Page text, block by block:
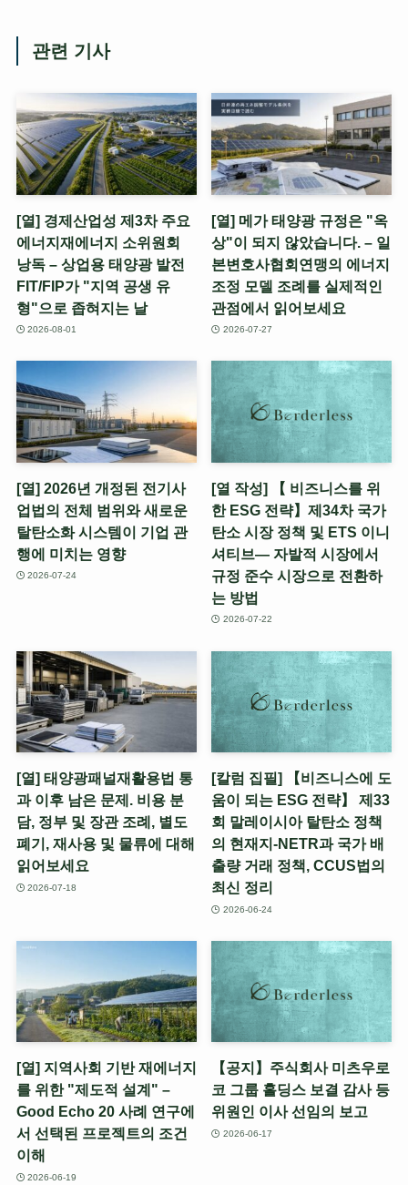
관련 기사
[열] 경제산업성 제3차 주요
에너지재에너지 소위원회
낭독 – 상업용 태양광 발전
FIT/FIP가 "지역 공생 유
형"으로 좁혀지는 날
2026-08-01
[열] 메가 태양광 규정은 "옥
상"이 되지 않았습니다. – 일
본변호사협회연맹의 에너지
조정 모델 조례를 실제적인
관점에서 읽어보세요
2026-07-27
[열] 2026년 개정된 전기사
업법의 전체 범위와 새로운
탈탄소화 시스템이 기업 관
행에 미치는 영향
2026-07-24
[열 작성] 【 비즈니스를 위
한 ESG 전략】제34차 국가
탄소 시장 정책 및 ETS 이니
셔티브— 자발적 시장에서
규정 준수 시장으로 전환하
는 방법
2026-07-22
[열] 태양광패널재활용법 통
과 이후 남은 문제. 비용 분
담, 정부 및 장관 조례, 별도
폐기, 재사용 및 물류에 대해
읽어보세요
2026-07-18
[칼럼 집필] 【비즈니스에 도
움이 되는 ESG 전략】 제33
회 말레이시아 탈탄소 정책
의 현재지-NETR과 국가 배
출량 거래 정책, CCUS법의
최신 정리
2026-06-24
[열] 지역사회 기반 재에너지
를 위한 "제도적 설계" –
Good Echo 20 사례 연구에
서 선택된 프로젝트의 조건
이해
2026-06-19
【공지】주식회사 미츠우로
코 그룹 홀딩스 보결 감사 등
위원인 이사 선임의 보고
2026-06-17